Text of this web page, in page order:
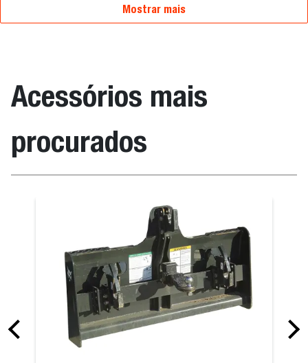
Mostrar mais
Acessórios mais
procurados